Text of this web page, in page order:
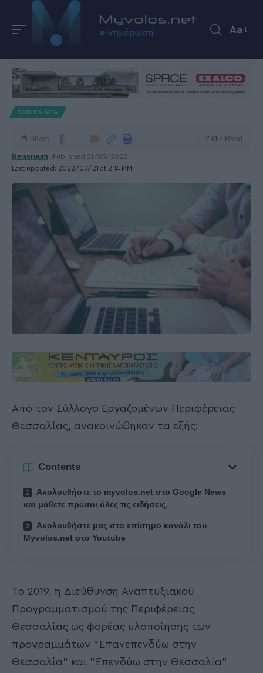
Aa
ΤΟΠΙΚΑ ΝΕΑ
Last updated: 2022/03/21 at 2:14 ΜΜ
Newsroom Published 21/03/2022
Share 2 Min Read
Από τον Σύλλογο Εργαζομένων Περιφέρειας
Θεσσαλίας, ανακοινώθηκαν τα εξής:
Contents
Ακολουθήστε το myvolos.net στο Google News
και μάθετε πρώτοι όλες τις ειδήσεις.
Ακολουθήστε μας στο επίσημο κανάλι του
Myvolos.net στο Youtube
Το 2019, η Διεύθυνση Αναπτυξιακού
Προγραμματισμού της Περιφέρειας
Θεσσαλίας ως φορέας υλοποίησης των
προγραμμάτων "Επανεπενδύω στην
Θεσσαλία" και "Επενδύω στην Θεσσαλία"